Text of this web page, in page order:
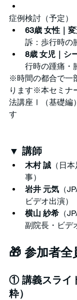
症例検討（予定）
63歳 女性｜
訴：歩行時の
8歳 女児｜シ
行時の踵痛・
※時間の都合で一
ります※本セミナ
法講座Ⅰ（基礎編
す
▼ 講師
木村 誠 （日
事）
岩井 元気 （
ビデオ出演）
横山 紗希 （
副院長・ビデ
🎁 参加者全
① 講義スライ
粋）